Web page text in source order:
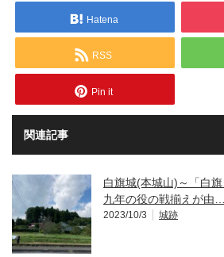
Hatena
RSS
Pin it
関連記事
白旗城(本城山)～「白
九年の役の戦揃えが由…
2023/10/3 城跡